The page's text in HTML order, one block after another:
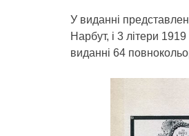
У виданні
Нарбут, і 3 літери
виданні 64